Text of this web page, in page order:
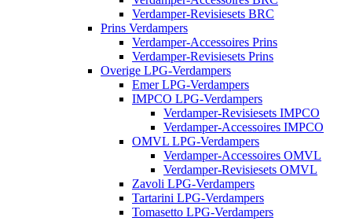
Verdamper-Revisiesets BRC
Prins Verdampers
Verdamper-Accessoires Prins
Verdamper-Revisiesets Prins
Overige LPG-Verdampers
Emer LPG-Verdampers
IMPCO LPG-Verdampers
Verdamper-Revisiesets IMPCO
Verdamper-Accessoires IMPCO
OMVL LPG-Verdampers
Verdamper-Accessoires OMVL
Verdamper-Revisiesets OMVL
Zavoli LPG-Verdampers
Tartarini LPG-Verdampers
Tomasetto LPG-Verdampers